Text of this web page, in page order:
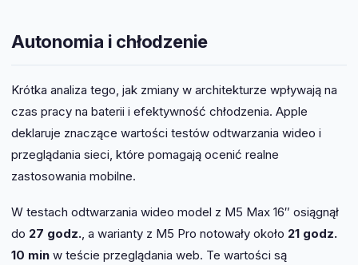
Autonomia i chłodzenie
Krótka analiza tego, jak zmiany w architekturze wpływają na
czas pracy na baterii i efektywność chłodzenia. Apple
deklaruje znaczące wartości testów odtwarzania wideo i
przeglądania sieci, które pomagają ocenić realne
zastosowania mobilne.
W testach odtwarzania wideo model z M5 Max 16″ osiągnął
do 27 godz. , a warianty z M5 Pro notowały około 21 godz.
10 min w teście przeglądania web. Te wartości są